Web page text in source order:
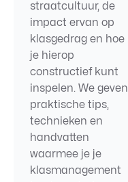
straatcultuur, de
impact ervan op
klasgedrag en hoe
je hierop
constructief kunt
inspelen. We geven
praktische tips,
technieken en
handvatten
waarmee je je
klasmanagement